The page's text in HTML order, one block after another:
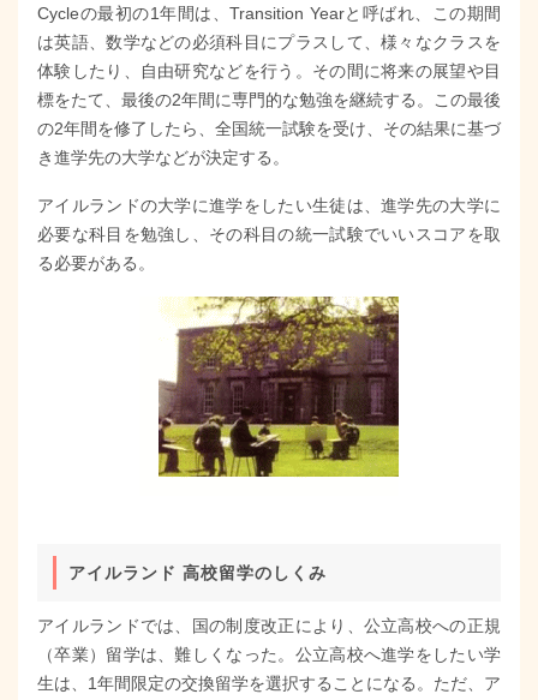
Cycleの最初の1年間は、Transition Yearと呼ばれ、この期間
は英語、数学などの必須科目にプラスして、様々なクラスを
体験したり、自由研究などを行う。その間に将来の展望や目
標をたて、最後の2年間に専門的な勉強を継続する。この最後
の2年間を修了したら、全国統一試験を受け、その結果に基づ
き進学先の大学などが決定する。
アイルランドの大学に進学をしたい生徒は、進学先の大学に
必要な科目を勉強し、その科目の統一試験でいいスコアを取
る必要がある。
アイルランド 高校留学のしくみ
アイルランドでは、国の制度改正により、公立高校への正規
（卒業）留学は、難しくなった。公立高校へ進学をしたい学
生は、1年間限定の交換留学を選択することになる。ただ、ア